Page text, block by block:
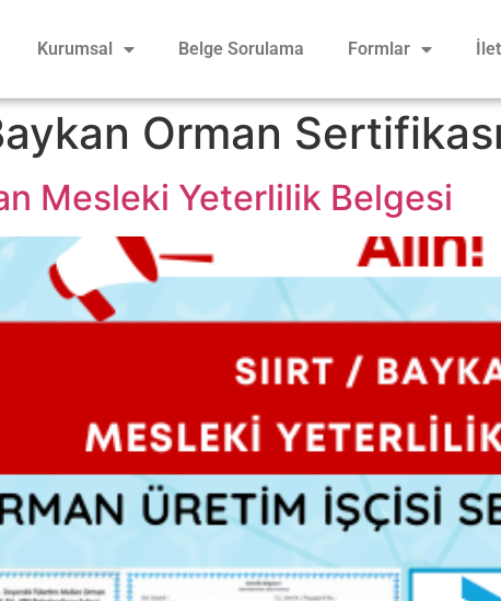
Kurumsal Belge Sorulama Formlar
Orman Sertifikası
Mesleki Yeterlilik Belgesi